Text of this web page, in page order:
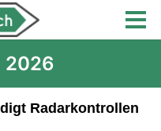
2026
Radarkontrollen